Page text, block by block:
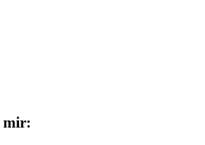
mir: